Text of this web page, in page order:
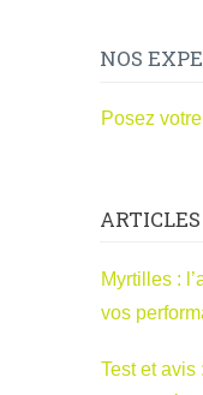
NOS
Posez
Myrtilles :
vos
Test et avis